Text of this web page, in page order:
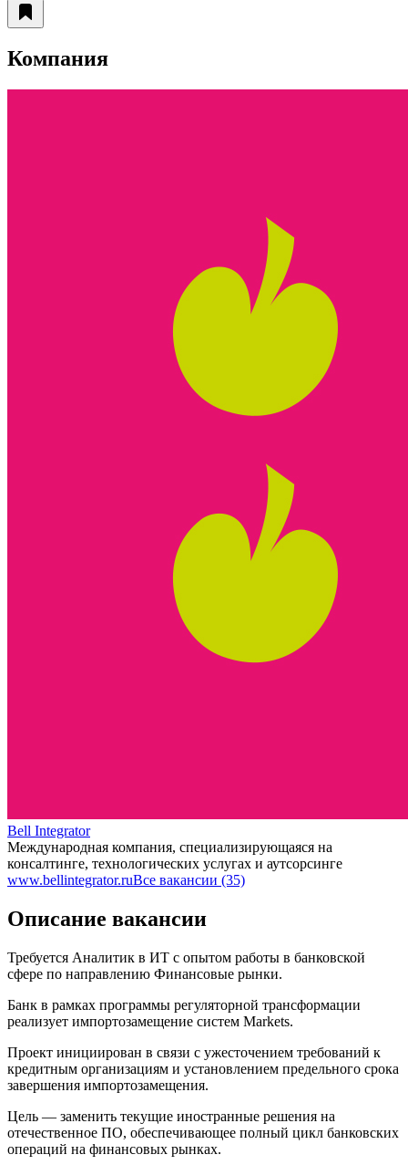
Компания
Bell Integrator
Международная компания, специализирующаяся на
консалтинге, технологических услугах и аутсорсинге
www.bellintegrator.ruВсе вакансии (35)
Описание вакансии
Требуется Аналитик в ИТ с опытом работы в банковской
сфере по направлению Финансовые рынки.
Банк в рамках программы регуляторной трансформации
реализует импортозамещение систем Markets.
Проект инициирован в связи с ужесточением требований к
кредитным организациям и установлением предельного срока
завершения импортозамещения.
Цель — заменить текущие иностранные решения на
отечественное ПО, обеспечивающее полный цикл банковских
операций на финансовых рынках.